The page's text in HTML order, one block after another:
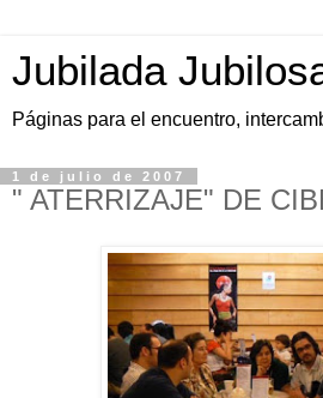
Jubilada
Páginas para el encuentro,
1 de julio de 2007
" ATERRIZAJE" DE